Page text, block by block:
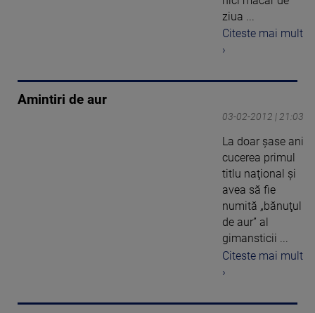
ziua ...
Citeste mai mult
›
Amintiri de aur
03-02-2012 | 21:03
La doar șase ani
cucerea primul
titlu naţional şi
avea să fie
numită „bănuţul
de aur” al
gimansticii ...
Citeste mai mult
›